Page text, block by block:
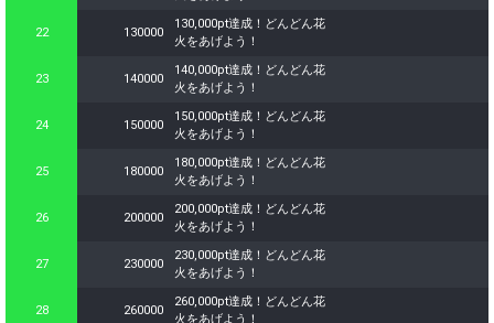
22 130000
130,000pt達成！どんどん花
火をあげよう！
23 140000
140,000pt達成！どんどん花
火をあげよう！
24 150000
150,000pt達成！どんどん花
火をあげよう！
25 180000
180,000pt達成！どんどん花
火をあげよう！
26 200000
200,000pt達成！どんどん花
火をあげよう！
27 230000
230,000pt達成！どんどん花
火をあげよう！
28 260000
260,000pt達成！どんどん花
火をあげよう！